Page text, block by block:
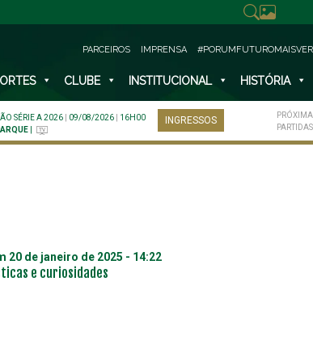
PARCEIROS IMPRENSA
CLUBE INSTITUCIONAL HISTÓRIA
SÉRIE A 2026 09/08/2026
16H00
INGRESSOS
PARTIDAS
20 de janeiro de 2025 - 14:22
e curiosidades